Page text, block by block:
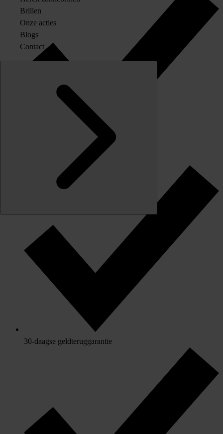
Originele merkglazen op sterkte
30-daagse geldteruggarantie
Brillen
Onze acties
Blogs
Contact